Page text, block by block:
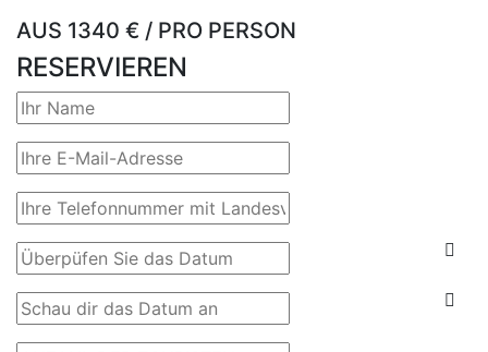
AUS 1340 € / PRO PERSON
RESERVIEREN